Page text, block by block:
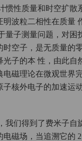
惯性质量和时空扩
明波粒二相性在质量
量子测量问题，对困
时空子，是无质量的
光子的本 性，由此
电磁理论在微观世界
子核外电子的加速运
我们得到了费米子
电磁场，当追溯它的